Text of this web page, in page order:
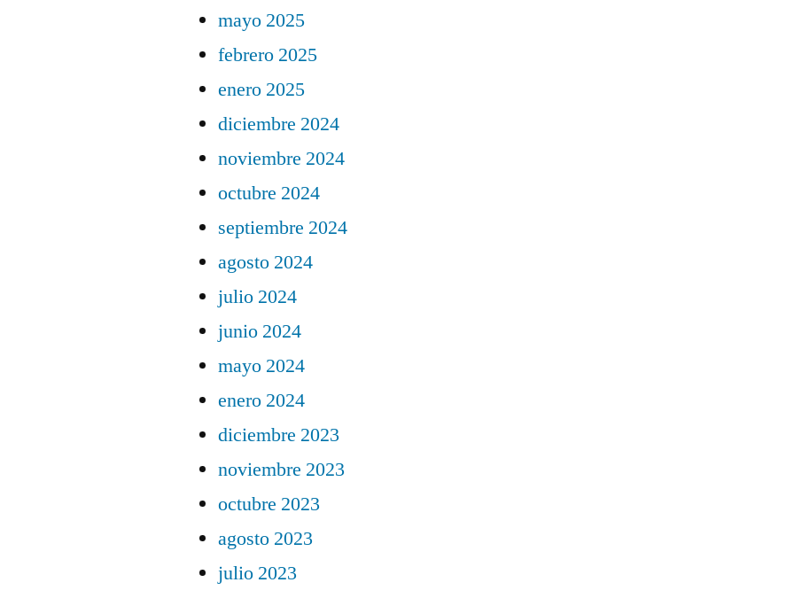
mayo 2025
febrero 2025
enero 2025
diciembre 2024
noviembre 2024
octubre 2024
septiembre 2024
agosto 2024
julio 2024
junio 2024
mayo 2024
enero 2024
diciembre 2023
noviembre 2023
octubre 2023
agosto 2023
julio 2023